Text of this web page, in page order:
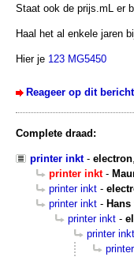
Staat ook de prijs.mL er
Haal het al enkele jaren
Hier je 123 MG5450
Reageer op dit bericht
Complete draad:
printer inkt- electron,
printer inkt-
printer inkt -
printer inkt -
printer inkt -
printer inkt